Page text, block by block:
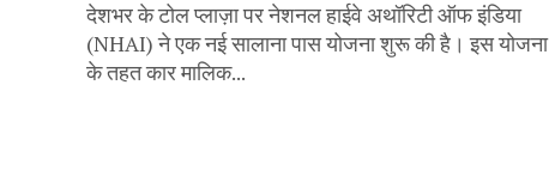
देशभर के टोल प्लाज़ा पर नेशनल हाईवे अथॉरिटी ऑफ इंडिया
(NHAI) ने एक नई सालाना पास योजना शुरू की है। इस योजना
के तहत कार मालिक...